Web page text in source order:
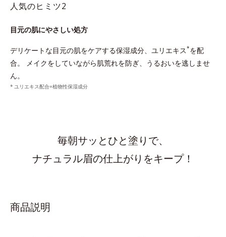
人気のヒミツ2
目元の肌にやさしい処方
デリケートな目元の肌をケアする保湿成分、ユリエキス*を配
合。
メイクをしていながら肌荒れを防ぎ、うるおいを逃しませ
ん。
ユリエキス配合=植物性保湿成分
毎朝サッとひと塗りで、
ナチュラル眉の仕上がりをキープ！
商品説明